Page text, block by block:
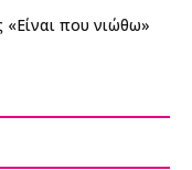
που νιώθω»